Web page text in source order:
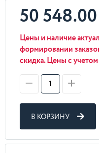
50
Цены и наличие
формировании
скидка. Цены с
В КОРЗИНУ